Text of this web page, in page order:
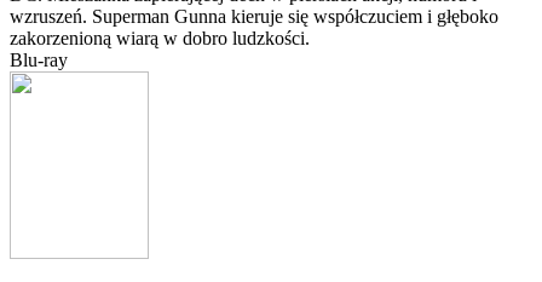
wzruszeń. Superman Gunna kieruje się współczuciem i głęboko
zakorzenioną wiarą w dobro ludzkości.
Blu-ray